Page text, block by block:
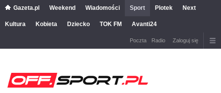
Gazeta.pl Weekend Wiadomości Sport Plotek Next
Kultura Kobieta Dziecko TOK FM Avanti24
Poczta Radio Zaloguj się